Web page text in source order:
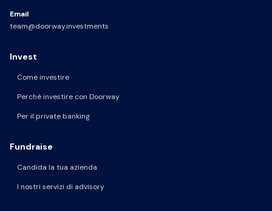
Email
team@doorway.investments
Invest
Come investire
Perché investire con Doorway
Per il private banking
Fundraise
Candida la tua azienda
I nostri servizi di advisory